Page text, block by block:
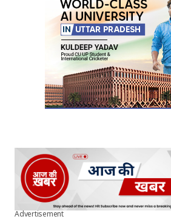
Your E-mail*
Submit Comment
Advertisement